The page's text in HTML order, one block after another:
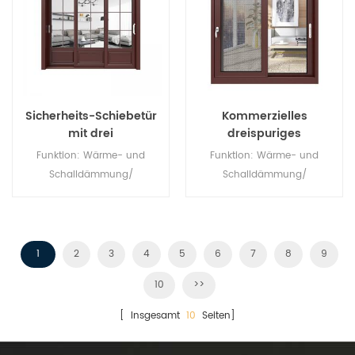
Sicherheits-Schiebetür
mit drei
Verbindungselementen
Funktion: Wärme- und
Schalldämmung/
Kommerzielles
dreispuriges
horizontales
Schiebefenster aus
Funktion: Wärme- und
Schalldämmung/
1
2 3 4 5 6 7 8 9
10 >>
[ Insgesamt 10 Seiten]